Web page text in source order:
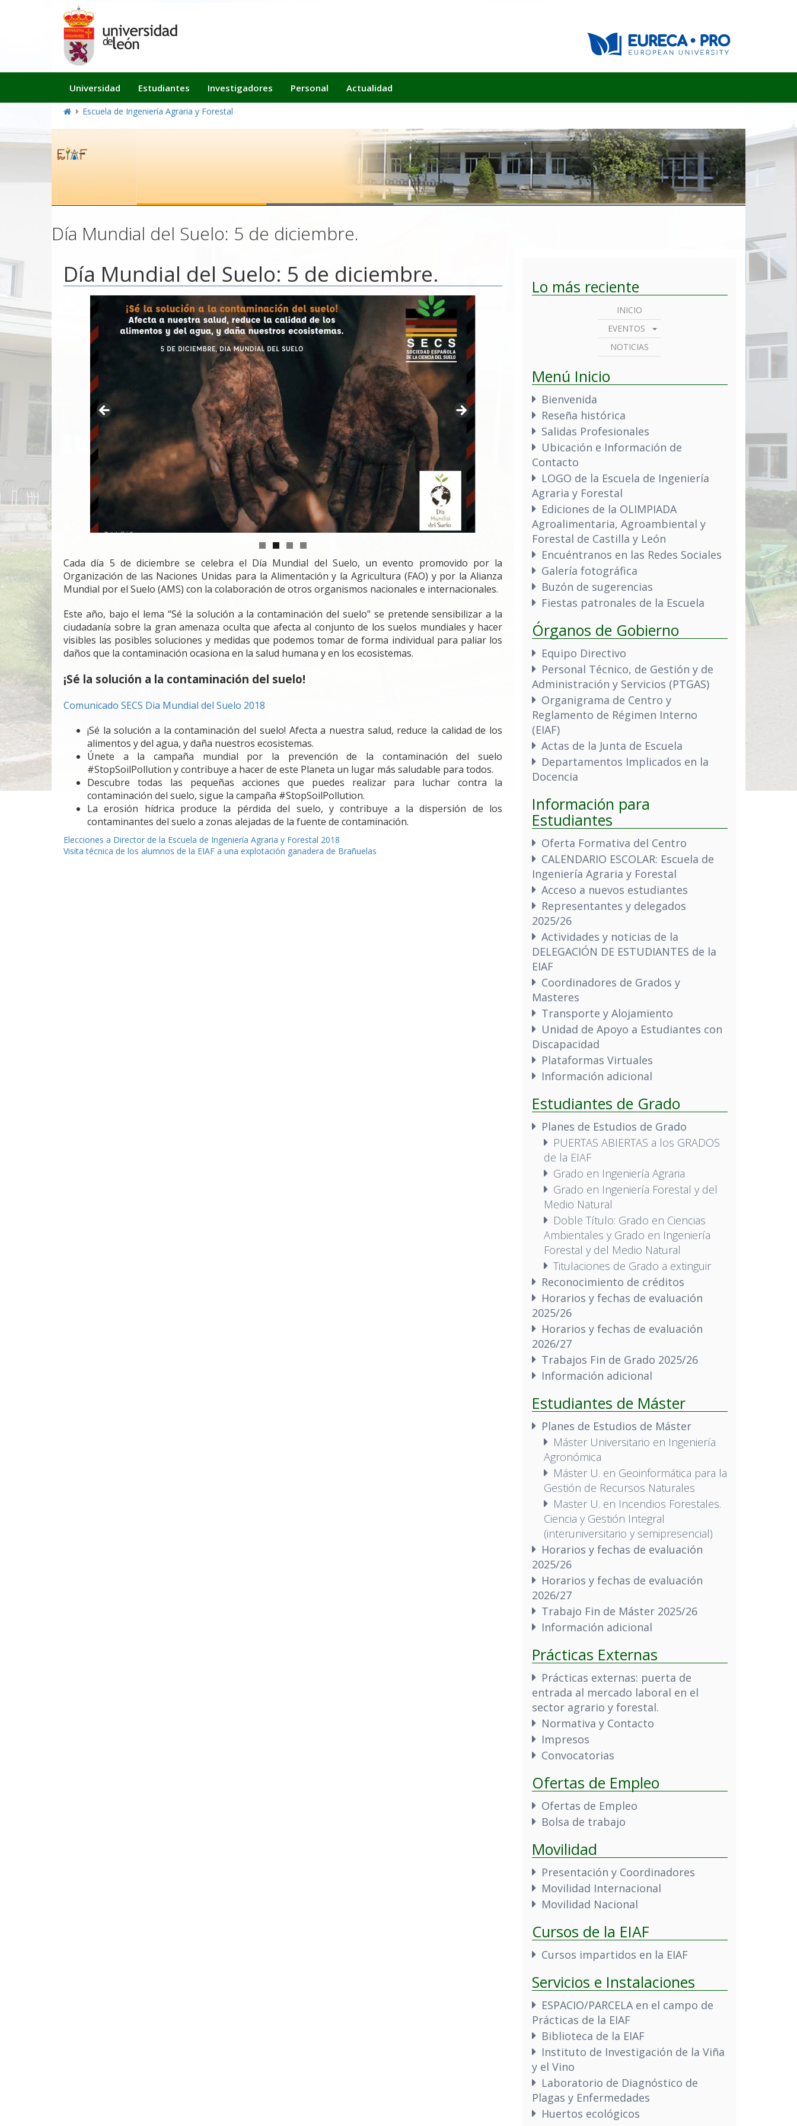
Navegación
principal
Universidad Estudiantes Investigadores Personal Actualidad
Escuela de Ingeniería Agraria y Forestal
Día Mundial del Suelo: 5 de diciembre.
Día Mundial del Suelo: 5 de diciembre.
Cada día 5 de diciembre se celebra el Día Mundial del Suelo, un evento promovido por la
Organización de las Naciones Unidas para la Alimentación y la Agricultura (FAO) y por la Alianza
Mundial por el Suelo (AMS) con la colaboración de otros organismos nacionales e internacionales.
Este año, bajo el lema “Sé la solución a la contaminación del suelo” se pretende sensibilizar a la
ciudadanía sobre la gran amenaza oculta que afecta al conjunto de los suelos mundiales y hacer
visibles las posibles soluciones y medidas que podemos tomar de forma individual para paliar los
daños que la contaminación ocasiona en la salud humana y en los ecosistemas.
¡Sé la solución a la contaminación del suelo!
Comunicado SECS Dia Mundial del Suelo 2018
¡Sé la solución a la contaminación del suelo! Afecta a nuestra salud, reduce la calidad de los
alimentos y del agua, y daña nuestros ecosistemas.
Únete a la campaña mundial por la prevención de la contaminación del suelo
#StopSoilPollution y contribuye a hacer de este Planeta un lugar más saludable para todos.
Descubre todas las pequeñas acciones que puedes realizar para luchar contra la
contaminación del suelo, sigue la campaña #StopSoilPollution.
La erosión hídrica produce la pérdida del suelo, y contribuye a la dispersión de los
contaminantes del suelo a zonas alejadas de la fuente de contaminación.
Navegación
de
Elecciones a Director de la Escuela de Ingeniería Agraria y Forestal 2018
Visita técnica de los alumnos de la EIAF a una explotación ganadera de Brañuelas
Lo más reciente
INICIO
EVENTOS
NOTICIAS
Menú Inicio
Bienvenida
Reseña histórica
Salidas Profesionales
Ubicación e Información de
Contacto
LOGO de la Escuela de Ingeniería
Agraria y Forestal
Ediciones de la OLIMPIADA
Agroalimentaria, Agroambiental y
Forestal de Castilla y León
Encuéntranos en las Redes Sociales
Galería fotográfica
Buzón de sugerencias
Fiestas patronales de la Escuela
Órganos de Gobierno
Equipo Directivo
Personal Técnico, de Gestión y de
Administración y Servicios (PTGAS)
Organigrama de Centro y
Reglamento de Régimen Interno
(EIAF)
Actas de la Junta de Escuela
Departamentos Implicados en la
Docencia
Información para
Estudiantes
Oferta Formativa del Centro
CALENDARIO ESCOLAR: Escuela de
Ingeniería Agraria y Forestal
Acceso a nuevos estudiantes
Representantes y delegados
2025/26
Actividades y noticias de la
DELEGACIÓN DE ESTUDIANTES de la
EIAF
Coordinadores de Grados y
Masteres
Transporte y Alojamiento
Unidad de Apoyo a Estudiantes con
Discapacidad
Plataformas Virtuales
Información adicional
Estudiantes de Grado
Planes de Estudios de Grado
PUERTAS ABIERTAS a los GRADOS
de la EIAF
Grado en Ingeniería Agraria
Grado en Ingeniería Forestal y del
Medio Natural
Doble Título: Grado en Ciencias
Ambientales y Grado en Ingeniería
Forestal y del Medio Natural
Titulaciones de Grado a extinguir
Reconocimiento de créditos
Horarios y fechas de evaluación
2025/26
Horarios y fechas de evaluación
2026/27
Trabajos Fin de Grado 2025/26
Información adicional
Estudiantes de Máster
Planes de Estudios de Máster
Máster Universitario en Ingeniería
Agronómica
Máster U. en Geoinformática para la
Gestión de Recursos Naturales
Master U. en Incendios Forestales.
Ciencia y Gestión Integral
(interuniversitario y semipresencial)
Horarios y fechas de evaluación
2025/26
Horarios y fechas de evaluación
2026/27
Trabajo Fin de Máster 2025/26
Información adicional
Prácticas Externas
Prácticas externas: puerta de
entrada al mercado laboral en el
sector agrario y forestal.
Normativa y Contacto
Impresos
Convocatorias
Ofertas de Empleo
Ofertas de Empleo
Bolsa de trabajo
Movilidad
Presentación y Coordinadores
Movilidad Internacional
Movilidad Nacional
Cursos de la EIAF
Cursos impartidos en la EIAF
Servicios e Instalaciones
ESPACIO/PARCELA en el campo de
Prácticas de la EIAF
Biblioteca de la EIAF
Instituto de Investigación de la Viña
y el Vino
Laboratorio de Diagnóstico de
Plagas y Enfermedades
Huertos ecológicos